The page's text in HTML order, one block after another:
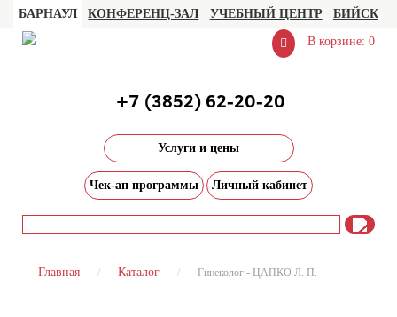
БАРНАУЛ КОНФЕРЕНЦ-ЗАЛ УЧЕБНЫЙ ЦЕНТР БИЙСК
В корзине: 0
+7 (3852) 62-20-20
Услуги и цены
Чек-ап программы Личный кабинет
Главная Каталог Гинеколог - ЦАПКО Л. П.